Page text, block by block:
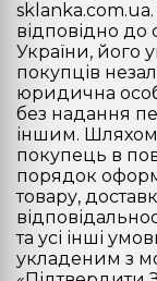
відповідно до
України, його
покупців
юридична
без надання
іншим.
покупець в
порядок
товару,
та усі інші
укладеним з